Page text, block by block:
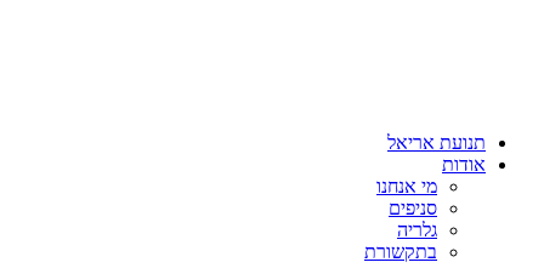
תנועת אריאל
אודות
מי אנחנו
סניפים
גלריה
בתקשורת